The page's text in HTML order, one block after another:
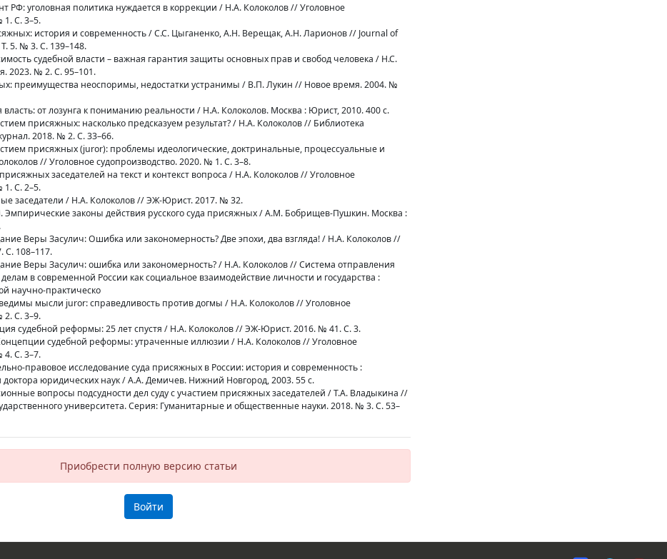
РФ: уголовная политика нуждается в коррекции / Н.А. Колоколов // Уголовное
1. С. 3–5.
история и современность / С.С. Цыганенко, А.Н. Верещак, А.Н. Ларионов // Journal of
5. № 3. С. 139–148.
судебной власти – важная гарантия защиты основных прав и свобод человека / Н.С.
2023. № 2. С. 95–101.
преимущества неоспоримы, недостатки устранимы / В.П. Лукин // Новое время. 2004. №
от лозунга к пониманию реальности / Н.А. Колоколов. Москва : Юрист, 2010. 400 с.
присяжных: насколько предсказуем результат? / Н.А. Колоколов // Библиотека
2018. № 2. С. 33–66.
присяжных (juror): проблемы идеологические, доктринальные, процессуальные и
// Уголовное судопроизводство. 2020. № 1. С. 3–8.
заседателей на текст и контекст вопроса / Н.А. Колоколов // Уголовное
1. С. 2–5.
заседатели / Н.А. Колоколов // ЭЖ-Юрист. 2017. № 32.
законы действия русского суда присяжных / А.М. Бобрищев-Пушкин. Москва :
Веры Засулич: Ошибка или закономерность? Две эпохи, два взгляда! / Н.А. Колоколов //
С. 108–117.
Веры Засулич: ошибка или закономерность? / Н.А. Колоколов // Система отправления
в современной России как социальное взаимодействие личности и государства :
научно-практическо
мыcли juror: справедливость против догмы / Н.А. Колоколов // Уголовное
2. С. 3–9.
судебной реформы: 25 лет спустя / Н.А. Колоколов // ЭЖ-Юрист. 2016. № 41. С. 3.
судебной реформы: утраченные иллюзии / Н.А. Колоколов // Уголовное
4. С. 3–7.
правовое исследование суда присяжных в России: история и современность :
юридических наук / А.А. Демичев. Нижний Новгород, 2003. 55 с.
вопросы подсудности дел суду с участием присяжных заседателей / Т.А. Владыкина //
университета. Серия: Гуманитарные и общественные науки. 2018. № 3. С. 53–
Приобрести полную версию статьи
Войти